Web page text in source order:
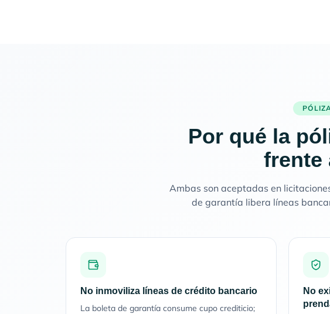
Por qué la
frente
Ambas son aceptadas en
de garantía libera líneas
No inmoviliza líneas de crédito bancario
La boleta de garantía consume cupo crediticio;
No